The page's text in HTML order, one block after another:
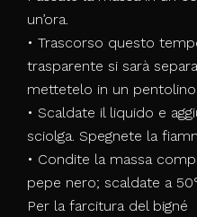
un’ora.
• Trascorso questo
trasparente si sarà
mettetelo in un
• Scaldate il liquido e
sciolga. Spegnete la
• Condite la massa
pepe nero; scaldate a
Per la farcitura del bigné